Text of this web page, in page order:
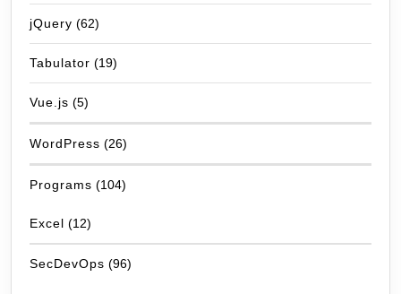
jQuery (62)
Tabulator (19)
Vue.js (5)
WordPress (26)
Programs (104)
Excel (12)
SecDevOps (96)